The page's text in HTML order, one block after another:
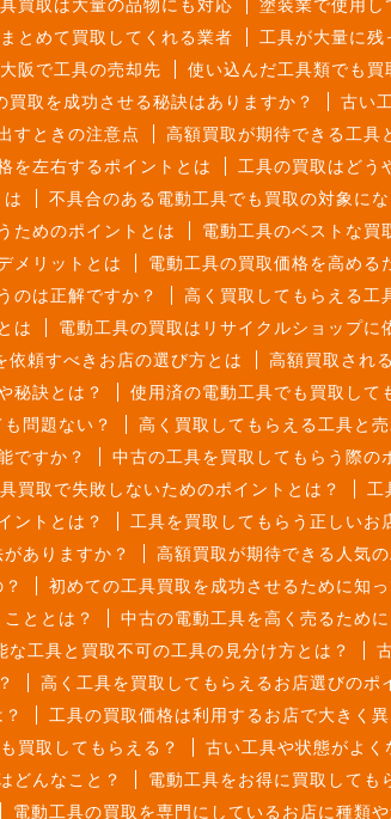
買取は大量の品物にも対応
塗装業で使用し
とめて買取してくれる業者
工具が大量に残
大阪で工具の売却先
使い込んだ工具類でも買
買取を成功させる秘訣はありますか？
古い
すときの注意点
高額買取が期待できる工具
を左右するポイントとは
工具の買取はどう
不具合のある電動工具でも買取の対象にな
ためのポイントとは
電動工具のベストな買
メリットとは
電動工具の買取価格を高める
のは正解ですか？
高く買取してもらえる工
は
電動工具の買取はリサイクルショップに
依頼すべきお店の選び方とは
高額買取され
秘訣とは？
使用済の電動工具でも買取して
問題ない？
高く買取してもらえる工具と
ですか？
中古の工具を買取してもらう際の
買取で失敗しないためのポイントとは？
工
ントとは？
工具を買取してもらう正しいお
ありますか？
高額買取が期待できる人気
初めての工具買取を成功させるために知
ととは？
中古の電動工具を高く売るため
な工具と買取不可の工具の見分け方とは？
高く工具を買取してもらえるお店選びのポ
工具の買取価格は利用するお店で大きく
買取してもらえる？
古い工具や状態がよく
どんなこと？
電動工具をお得に買取しても
電動工具の買取を専門にしているお店に種類